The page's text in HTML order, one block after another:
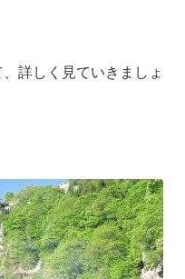
詳しく見ていきましょ